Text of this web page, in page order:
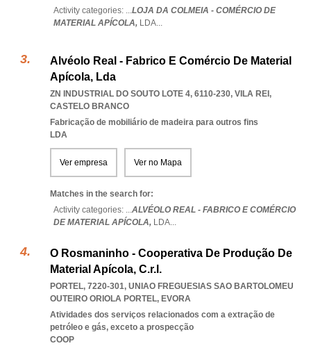
Activity categories: ...LOJA DA COLMEIA - COMÉRCIO DE
MATERIAL APÍCOLA, LDA...
Alvéolo Real - Fabrico E Comércio De Material
Apícola, Lda
ZN INDUSTRIAL DO SOUTO LOTE 4, 6110-230, VILA REI ,
CASTELO BRANCO
Fabricação de mobiliário de madeira para outros fins
LDA
Ver empresa Ver no Mapa
Matches in the search for:
Activity categories: ...ALVÉOLO REAL - FABRICO E COMÉRCIO
DE MATERIAL APÍCOLA, LDA...
O Rosmaninho - Cooperativa De Produção De
Material Apícola, C.r.l.
PORTEL, 7220-301, UNIAO FREGUESIAS SAO BARTOLOMEU
OUTEIRO ORIOLA PORTEL, EVORA
Atividades dos serviços relacionados com a extração de
petróleo e gás, exceto a prospecção
COOP